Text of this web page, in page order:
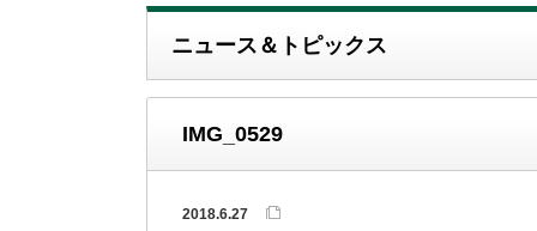
ニュース＆トピックス
IMG_0529
2018.6.27